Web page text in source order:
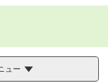
ュー